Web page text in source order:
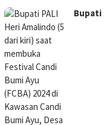
Bupati